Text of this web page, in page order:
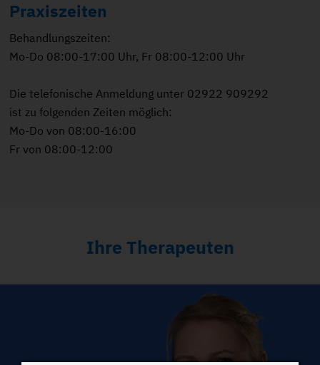
Praxiszeiten
Behandlungszeiten:
Mo-Do 08:00-17:00 Uhr, Fr 08:00-12:00 Uhr
Die telefonische Anmeldung unter 02922 909292
ist zu folgenden Zeiten möglich:
Mo-Do von 08:00-16:00
Fr von 08:00-12:00
Ihre Therapeuten